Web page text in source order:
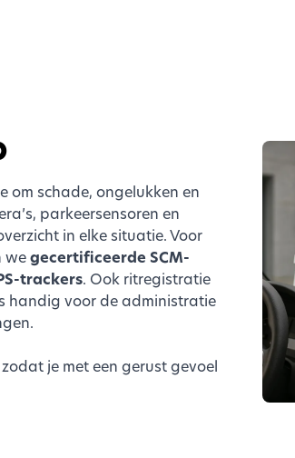
om schade, ongelukken en
parkeersensoren en
in elke situatie. Voor
wegecertificeerde SCM-
trackers. Ook ritregistratie
handig voor de administratie
je met een gerust gevoel